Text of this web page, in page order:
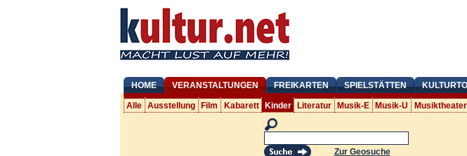
HOME VERANSTALTUNGEN FREIKARTEN SPIELSTÄTTEN
Alle Ausstellung Film Kabarett Kinder Literatur Musik-E Musik-U Musiktheater
Zur Geosuche